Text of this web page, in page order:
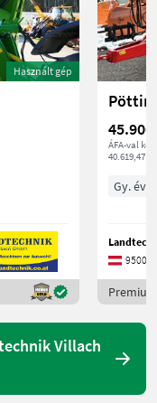
Használt gép
45.900
ÁFA-val
40.619,47 €
Gy. év
9500
Villach